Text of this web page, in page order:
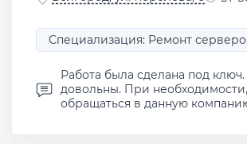
Специализация: Ремонт
Работа была сделана под ключ.
довольны. При
обращаться в данную